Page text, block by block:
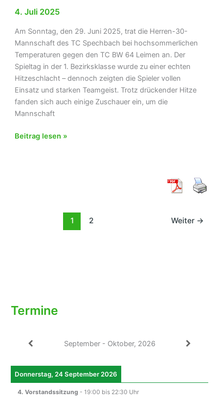
Termine
September - Oktober, 2026
Donnerstag, 24 September 2026
4. Vorstandssitzung - 19:00 bis 22:30 Uhr
4. Juli 2025
Am Sonntag, den 29. Juni 2025, trat die Herren-30-
Mannschaft des TC Spechbach bei hochsommerlichen
Temperaturen gegen den TC BW 64 Leimen an. Der
Spieltag in der 1. Bezirksklasse wurde zu einer echten
Hitzeschlacht – dennoch zeigten die Spieler vollen
Einsatz und starken Teamgeist. Trotz drückender Hitze
fanden sich auch einige Zuschauer ein, um die
Mannschaft
Hitzeschlacht
Beitrag lesen »
1 2 Weiter →